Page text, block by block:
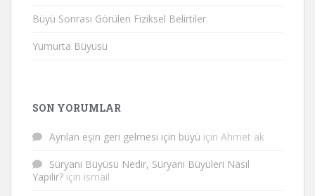
Büyü Sonrası Görülen Fiziksel Belirtiler
Yumurta Büyüsü
SON YORUMLAR
Ayrılan eşin geri gelmesi için büyü için Ahmet ak
Süryani Büyüsü Nedir, Süryani Büyüleri Nasıl
Yapılır? için ismail